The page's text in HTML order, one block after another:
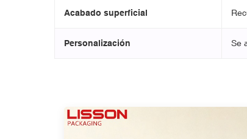
Acabado superficial
Personalización Se